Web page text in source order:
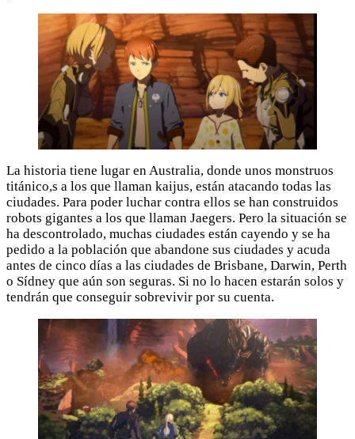
La historia tiene lugar en Australia, donde unos monstruos
titánico,s a los que llaman kaijus, están atacando todas las
ciudades. Para poder luchar contra ellos se han construidos
robots gigantes a los que llaman Jaegers. Pero la situación se
ha descontrolado, muchas ciudades están cayendo y se ha
pedido a la población que abandone sus ciudades y acuda
antes de cinco días a las ciudades de Brisbane, Darwin, Perth
o Sídney que aún son seguras. Si no lo hacen estarán solos y
tendrán que conseguir sobrevivir por su cuenta.